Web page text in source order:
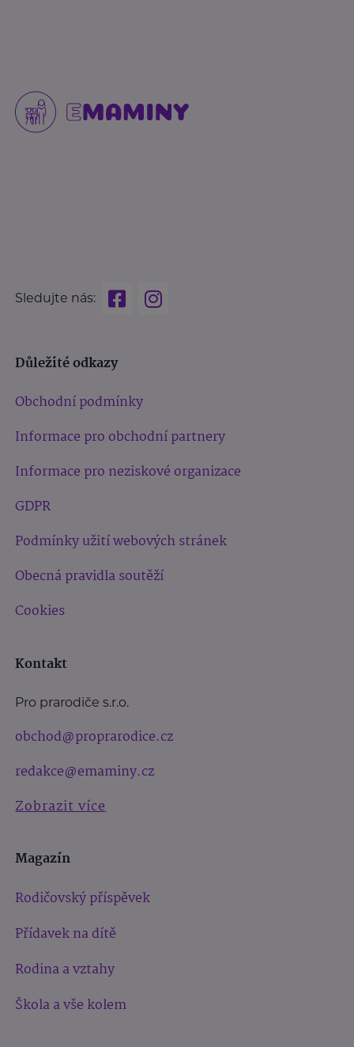
Sledujte nás:
Důležité odkazy
Obchodní podmínky
Informace pro obchodní partnery
Informace pro neziskové organizace
GDPR
Podmínky užití webových stránek
Obecná pravidla soutěží
Cookies
Kontakt
Pro prarodiče s.r.o.
obchod@proprarodice.cz
redakce@emaminy.cz
Zobrazit více
Magazín
Rodičovský příspěvek
Přídavek na dítě
Rodina a vztahy
Škola a vše kolem